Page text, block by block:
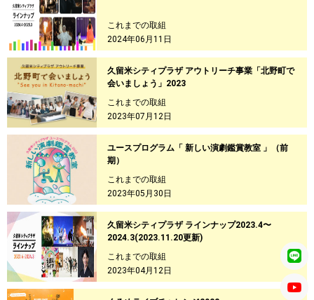
これまでの取組
2024年06月11日
久留米シティプラザ アウトリーチ事業「北野町で
会いましょう」2023
これまでの取組
2023年07月12日
ユースプログラム「 新しい演劇鑑賞教室 」（前
期）
これまでの取組
2023年05月30日
久留米シティプラザ ラインナップ2023.4〜
2024.3(2023.11.20更新)
これまでの取組
2023年04月12日